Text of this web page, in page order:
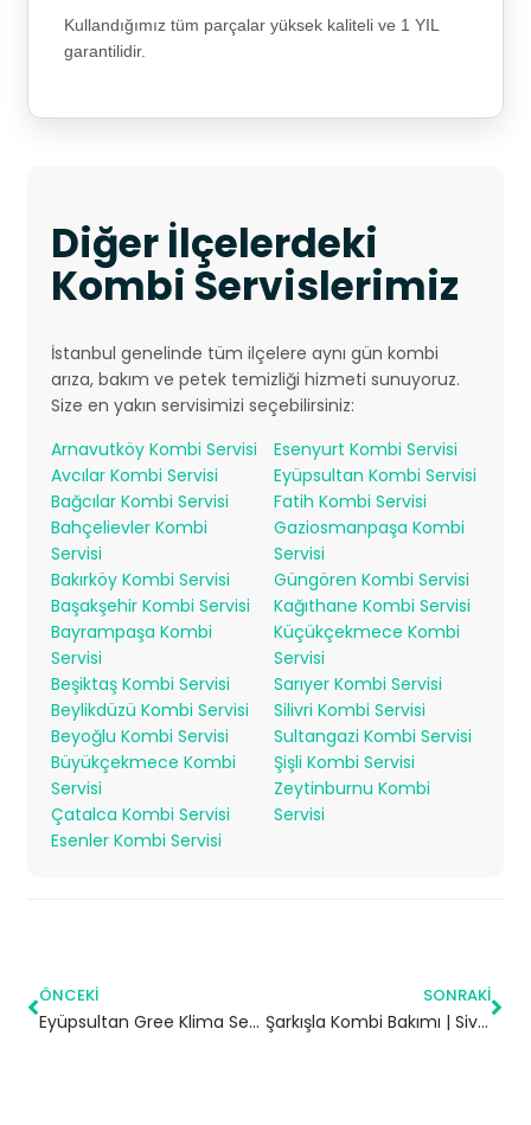
Kullandığımız tüm parçalar yüksek kaliteli ve 1 YIL
garantilidir.
Diğer İlçelerdeki
Kombi Servislerimiz
İstanbul genelinde tüm ilçelere aynı gün kombi
arıza, bakım ve petek temizliği hizmeti sunuyoruz.
Size en yakın servisimizi seçebilirsiniz:
Arnavutköy Kombi Servisi
Avcılar Kombi Servisi
Bağcılar Kombi Servisi
Bahçelievler Kombi
Servisi
Bakırköy Kombi Servisi
Başakşehir Kombi Servisi
Bayrampaşa Kombi
Servisi
Beşiktaş Kombi Servisi
Beylikdüzü Kombi Servisi
Beyoğlu Kombi Servisi
Büyükçekmece Kombi
Servisi
Çatalca Kombi Servisi
Esenler Kombi Servisi
Esenyurt Kombi Servisi
Eyüpsultan Kombi Servisi
Fatih Kombi Servisi
Gaziosmanpaşa Kombi
Servisi
Güngören Kombi Servisi
Kağıthane Kombi Servisi
Küçükçekmece Kombi
Servisi
Sarıyer Kombi Servisi
Silivri Kombi Servisi
Sultangazi Kombi Servisi
Şişli Kombi Servisi
Zeytinburnu Kombi
Servisi
ÖNCEKI
Eyüpsultan Gree Klima Servisi – 7/24 Klima Tamiri – Klima Bakımı
SONRAKI
Şarkışla Kombi Bakımı | Sivas